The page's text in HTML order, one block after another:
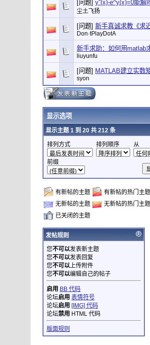
[问题] y''(x)-e^y(x)=0能解
尘土飞扬
[问题] 新手真诚求教《求
Don·tPlayDotA
新手求助：如何用matlab
liuyunfu
[问题] MATLAB建立实数
syon
显示选项
显示主题 1 到 20 共 212 条
排列方式 排列顺序 从
前缀
有新帖的主题
有新帖的热门主题
无新帖的主题
无新帖的热门主题
已关闭的主题
发帖规则
您不可以发表新主题
您不可以发表回复
您不可以上传附件
您不可以编辑自己的帖子
启用 BB 代码
论坛启用 表情符号
论坛启用 [IMG] 代码
论坛禁用 HTML 代码
版面规则